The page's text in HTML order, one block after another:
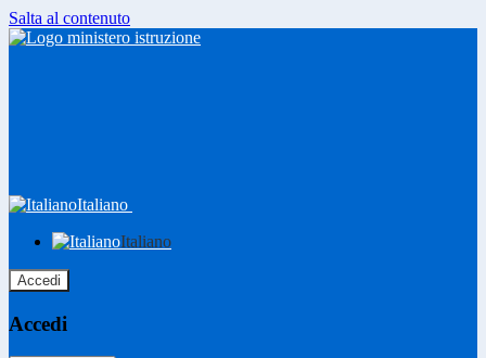
Salta al contenuto
Italiano
Italiano
Accedi
Accedi